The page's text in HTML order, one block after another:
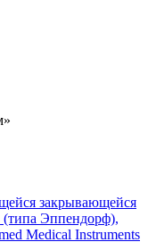
закрывающейся
(типа Эппендорф),
Medical Instruments